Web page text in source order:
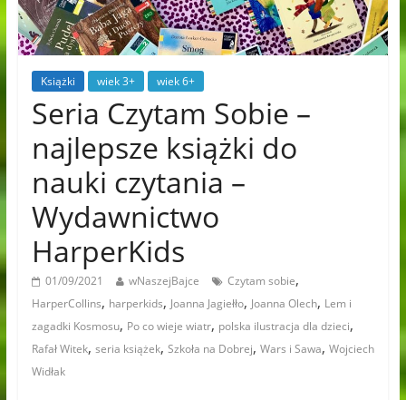
Książki wiek 3+ wiek 6+
Seria Czytam Sobie –
najlepsze książki do
nauki czytania –
Wydawnictwo
HarperKids
01/09/2021 wNaszejBajce Czytam sobie,
HarperCollins, harperkids, Joanna Jagiełło, Joanna Olech, Lem i
zagadki Kosmosu, Po co wieje wiatr, polska ilustracja dla dzieci,
Rafał Witek, seria książek, Szkoła na Dobrej, Wars i Sawa, Wojciech
Widłak